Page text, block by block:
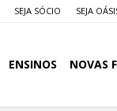
SEJA SÓCIO SEJA
ENSINOS NOVAS